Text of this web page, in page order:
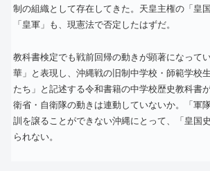
制の組織として存在してきた。天皇主権の「皇
「皇軍」も、現憲法で否定したはずだ。
教科書検定でも戦前回帰の動きが顕著になって
華」と表現し、沖縄戦の旧制中学校・師範学校
たち」と記述する令和書籍の中学校歴史教科書
衛省・自衛隊の動きは連動していないか。「軍
訓を譲ることができない沖縄にとって、「皇国
られない。